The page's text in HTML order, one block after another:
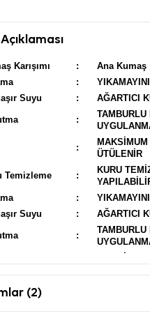
Karışımı :
Ana Kumaş
:
Suyu
: AĞARTICI
:
TAMBURLU
:
MAKSİMUM
ÜTÜLENİR
Temizleme :
KURU
:
Suyu
: AĞARTICI
:
TAMBURLU
Temizleme
(2)